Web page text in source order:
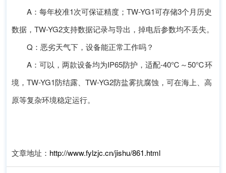
A：每年校准1次可保证精度；TW-YG1可存储3个月历史
数据，TW-YG2支持数据记录与导出，掉电后参数均不丢失。
Q：恶劣天气下，设备能正常工作吗？
A：可以，两款设备均为IP65防护，适配-40℃～50℃环
境，TW-YG1防结露、TW-YG2防盐雾抗腐蚀，可在海上、高
原等复杂环境稳定运行。
文章地址： http://www.fylzjc.cn/jishu/861.html